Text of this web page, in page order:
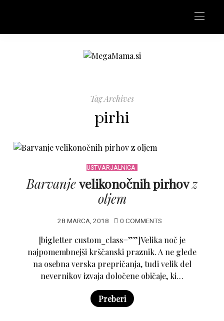
Tag Archives
pirhi
USTVARJALNICA
Barvanjevelikonočnih pirhovz
oljem
28 MARCA, 2018 0 COMMENTS
[bigletter custom_class=””]Velika noč je
najpomembnejši krščanski praznik. A ne glede
na osebna verska prepričanja, tudi velik del
nevernikov izvaja določene običaje, ki…
Preberi